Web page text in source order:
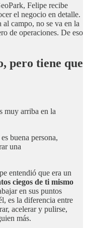
Felipe recibe
el negocio en detalle.
al campo, no se va en la
de operaciones. De eso
pero tiene que
muy arriba en la
buena persona,
una
entendió que era un
ciegos de ti mismo
en sus puntos
es la diferencia entre
acelerar y pulirse,
más.